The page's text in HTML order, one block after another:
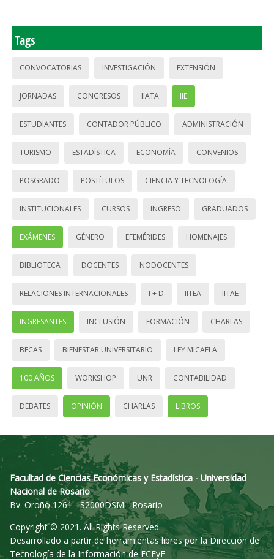
Tags
CONVOCATORIAS INVESTIGACIÓN EXTENSIÓN
JORNADAS CONGRESOS IIATA IIE
ESTUDIANTES CONTADOR PÚBLICO ADMINISTRACIÓN
TURISMO ESTADÍSTICA ECONOMÍA CONVENIOS
POSGRADO POSTÍTULOS CIENCIA Y TECNOLOGÍA
INSTITUCIONALES CURSOS INGRESO GRADUADOS
EXÁMENES GÉNERO EFEMÉRIDES HOMENAJES
BIBLIOTECA DOCENTES NODOCENTES
RELACIONES INTERNACIONALES I + D IITEA IITAE
INGRESANTES INCLUSIÓN FORMACIÓN CHARLAS
BECAS BIENESTAR UNIVERSITARIO LEY MICAELA
100 AÑOS WORKSHOP UNR CONTABILIDAD
DEBATES OPINIÓN CHARLAS LIBROS
Facultad de Ciencias Económicas y Estadística - Universidad
Nacional de Rosario
Bv. Oroño 1261 - S2000DSM - Rosario
Copyright © 2021. All Rights Reserved.
Desarrollado a partir de herramientas libres por la Dirección de
Tecnología de la Información de FCEyE